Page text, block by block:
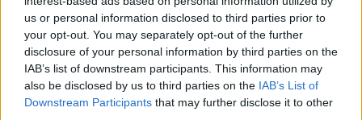
us or personal information disclosed to third parties prior to
your opt-out. You may separately opt-out of the further
disclosure of your personal information by third parties on the
IAB’s list of downstream participants. This information may
also be disclosed by us to third parties on the IAB’s List of
Downstream Participants that may further disclose it to other
GalluraOggi.it
Ricevi le nostre ultime news